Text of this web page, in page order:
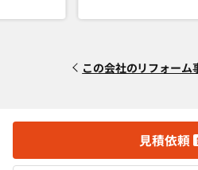
この会社のリフォーム
見積依頼